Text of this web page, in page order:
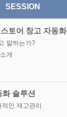
SESSION
토어 창고 자동화
말하는가?
개
솔루션
인 재고관리